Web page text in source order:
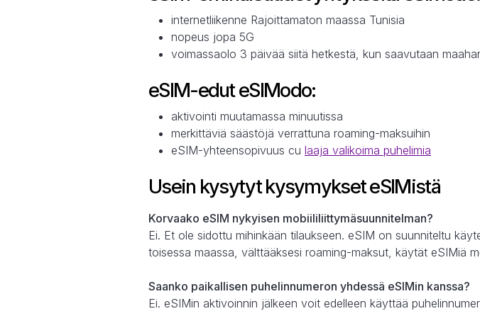
internetliikenne Rajoittamaton maassa Tunisia
nopeus jopa 5G
voimassaolo 3 päivää siitä hetkestä, kun saavutaan
eSIM-edut eSIModo:
aktivointi muutamassa minuutissa
merkittäviä säästöjä verrattuna roaming-maksuihin
eSIM-yhteensopivuus cu laaja valikoima puhelimia
Usein kysytyt kysymykset eSIMistä
Korvaako eSIM nykyisen mobiililiittymäsuunnitelman?
Ei. Et ole sidottu mihinkään tilaukseen. eSIM on suunniteltu
toisessa maassa, välttääksesi roaming-maksut, käytät eSIMiä
Saanko paikallisen puhelinnumeron yhdessä eSIMin kanssa?
Ei. eSIMin aktivoinnin jälkeen voit edelleen käyttää